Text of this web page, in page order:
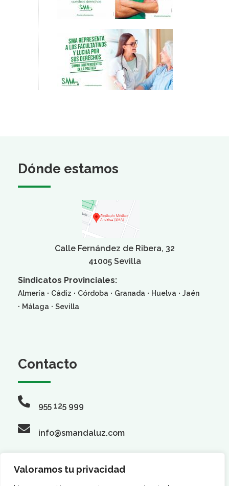
Valoramos tu privacidad
Dónde estamos
Calle Fernández de Ribera, 32
41005 Sevilla
Sindicatos Provinciales:
Almería · Cádiz · Córdoba · Granada · Huelva · Jaén
· Málaga · Sevilla
Contacto
955 125 999
info@smandaluz.com